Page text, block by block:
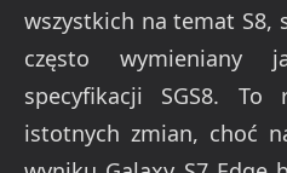
wszystkich na temat S8,
często wymieniany
specyfikacji SGS8. To
istotnych zmian, choć